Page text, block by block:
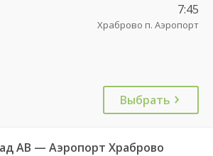
7:45
Храброво п. Аэропорт
Выбрать
АВ — Аэропорт Храброво